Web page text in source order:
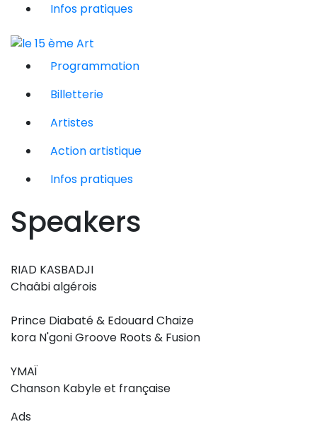
Infos pratiques
Programmation
Billetterie
Artistes
Action artistique
Infos pratiques
Speakers
RIAD KASBADJI
Chaâbi algérois
Prince Diabaté & Edouard Chaize
kora N'goni Groove Roots & Fusion
YMAÏ
Chanson Kabyle et française
Ads